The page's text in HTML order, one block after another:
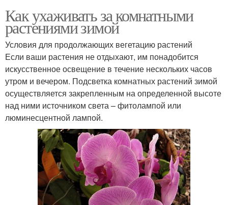
Как ухаживать за комнатными
растениями зимой
Условия для продолжающих вегетацию растений
Если ваши растения не отдыхают, им понадобится
искусственное освещение в течение нескольких часов
утром и вечером. Подсветка комнатных растений зимой
осуществляется закрепленным на определенной высоте
над ними источником света – фитолампой или
люминесцентной лампой.